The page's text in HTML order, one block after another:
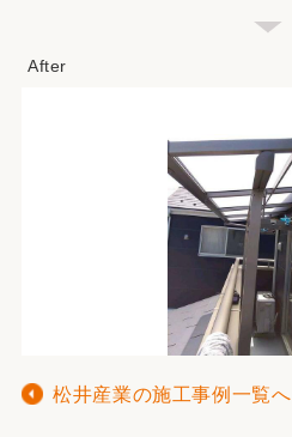
松井産業の施工事例一覧へ